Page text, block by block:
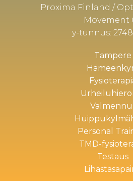
Proxima Finland /
Movement
y-tunnus:
Tampere
Personal
TMD-
Testaus